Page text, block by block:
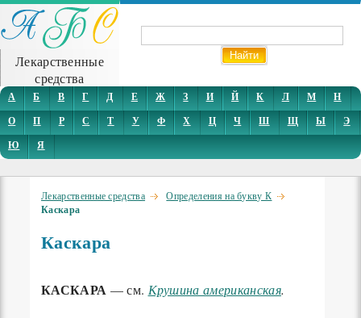
Лекарственные
средства
А Б В Г Д Е Ж З И Й К Л М
Н
О
П Р С Т У Ф Х Ц Ч Ш Щ Ы
Э
Ю
Я
Лекарственные средства Определения на букву К
Каскара
Каскара
КАСКАРА — см. Крушина американская.